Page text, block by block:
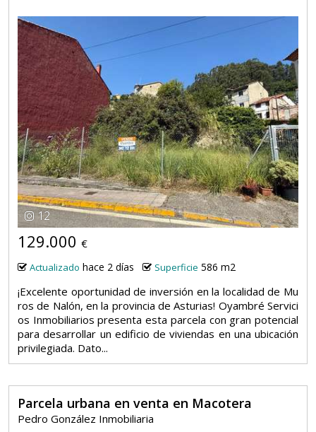
12
129.000 €
Actualizado hace 2 días Superficie 586 m2
¡Excelente oportunidad de inversión en la localidad de Mu
ros de Nalón, en la provincia de Asturias! Oyambré Servici
os Inmobiliarios presenta esta parcela con gran potencial
para desarrollar un edificio de viviendas en una ubicación
privilegiada. Dato...
Parcela urbana en venta en Macotera
Pedro González Inmobiliaria